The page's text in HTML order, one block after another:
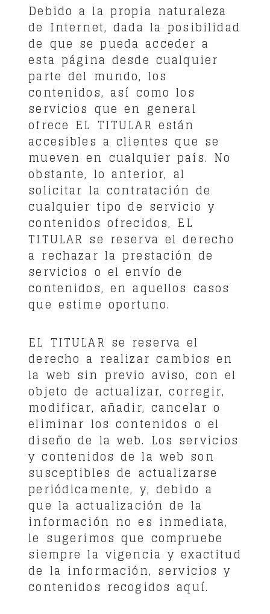
Debido a la propia naturaleza
de Internet, dada la posibilidad
de que se pueda acceder a
esta página desde cualquier
parte del mundo, los
contenidos, así como los
servicios que en general
ofrece EL TITULAR están
accesibles a clientes que se
mueven en cualquier país. No
obstante, lo anterior, al
solicitar la contratación de
cualquier tipo de servicio y
contenidos ofrecidos, EL
TITULAR se reserva el derecho
a rechazar la prestación de
servicios o el envío de
contenidos, en aquellos casos
que estime oportuno.
EL TITULAR se reserva el
derecho a realizar cambios en
la web sin previo aviso, con el
objeto de actualizar, corregir,
modificar, añadir, cancelar o
eliminar los contenidos o el
diseño de la web. Los servicios
y contenidos de la web son
susceptibles de actualizarse
periódicamente, y, debido a
que la actualización de la
información no es inmediata,
le sugerimos que compruebe
siempre la vigencia y exactitud
de la información, servicios y
contenidos recogidos aquí.